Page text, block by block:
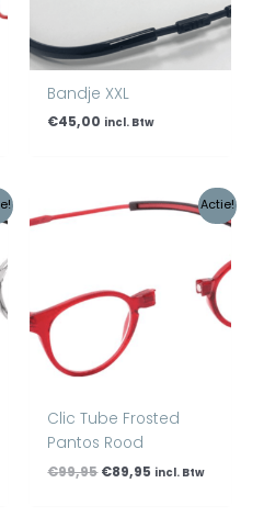
Bandje XXL
€45,00 incl. Btw
Actie!
Clic Tube Frosted
Pantos Rood
€99,95
Oorspronkelijke
prijs
€89,95
Huidige
prijs
incl. Btw